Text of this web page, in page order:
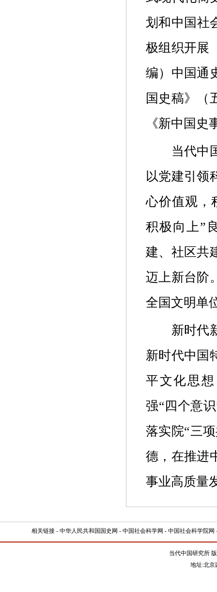
划和中国社
极组织开展
编）中国通
国史稿》（
《新中国史
当代中
以党建引领
心价值观，
积极向上”
建、社区共
迈上新台阶
全国文明单
新时代
新时代中国
平文化思
强“四个意
落实院“三
德，在推进
事业高质量
相关链接 - 中华人民共和国国史网 - 中国社会科学网 - 中国社会科学院网
当代中国研究所
地址:北京